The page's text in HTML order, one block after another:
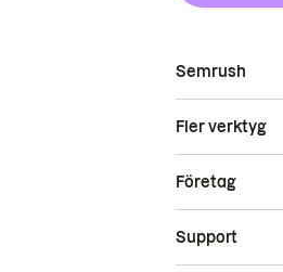
Semrush
Fler verktyg
Företag
Support